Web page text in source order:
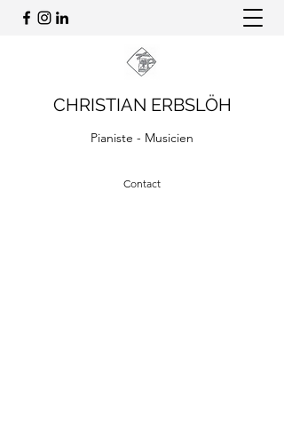
CHRISTIAN ERBSLÖH
Pianiste - Musicien
Contact